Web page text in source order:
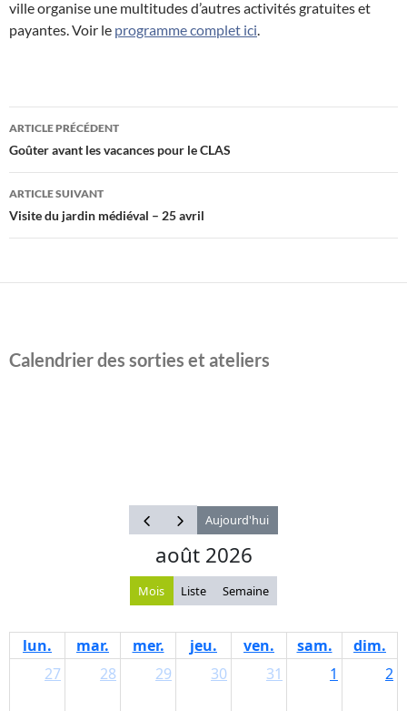
ville organise une multitudes d’autres activités gratuites et
payantes. Voir le programme complet ici.
Navigation
des
articles
ARTICLE PRÉCÉDENT
Goûter avant les vacances pour le CLAS
ARTICLE SUIVANT
Visite du jardin médiéval – 25 avril
Calendrier des sorties et ateliers